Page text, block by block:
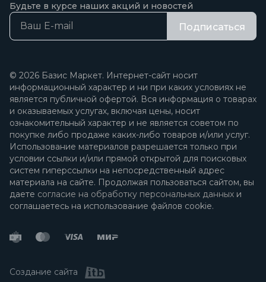
Будьте в курсе наших акций и новостей
Подписаться
© 2026 Базис Маркет. Интернет-сайт носит
информационный характер и ни при каких условиях не
является публичной офертой. Вся информация о товарах
и оказываемых услугах, включая цены, носит
ознакомительный характер и не является советом по
покупке либо продаже каких-либо товаров и/или услуг.
Использование материалов разрешается только при
условии ссылки и/или прямой открытой для поисковых
систем гиперссылки на непосредственный адрес
материала на сайте. Продолжая пользоваться сайтом, вы
даете согласие на обработку персональных данных и
соглашаетесь на использование файлов cookie.
Создание сайта